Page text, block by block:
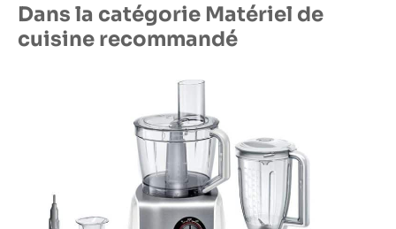
Dans la catégorie Matériel de
cuisine recommandé